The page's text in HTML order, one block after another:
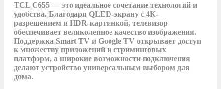
TCL С655 — это идеальное сочетание технологий и
удобства. Благодаря QLED-экрану с 4К-
разрешением и HDR-картинкой, телевизор
обеспечивает великолепное качество изображения.
Поддержка Smart TV и Google TV открывает доступ
к множеству приложений и стриминговых
платформ, а широкие возможности подключения
делают устройство универсальным выбором для
дома.